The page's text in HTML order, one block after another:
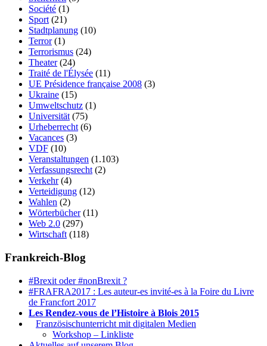
Société (1)
Sport (21)
Stadtplanung (10)
Terror(1)
Terrorismus (24)
Theater(24)
Traité de l'Élysée (11)
UE Présidence française 2008 (3)
Ukraine (15)
Umweltschutz (1)
Universität (75)
Urheberrecht (6)
Vacances (3)
VDF (10)
Veranstaltungen (1.103)
Verfassungsrecht (2)
Verkehr(4)
Verteidigung (12)
Wahlen (2)
Wörterbücher(11)
Web 2.0 (297)
Wirtschaft (118)
Frankreich-Blog
#Brexit oder #nonBrexit ?
#FRAFRA2017 : Les auteur-es invité-es à la Foire du Livre
de Francfort 2017
Les Rendez-vous de l’Histoire à Blois 2015
Französischunterricht mit digitalen Medien
Workshop – Linkliste